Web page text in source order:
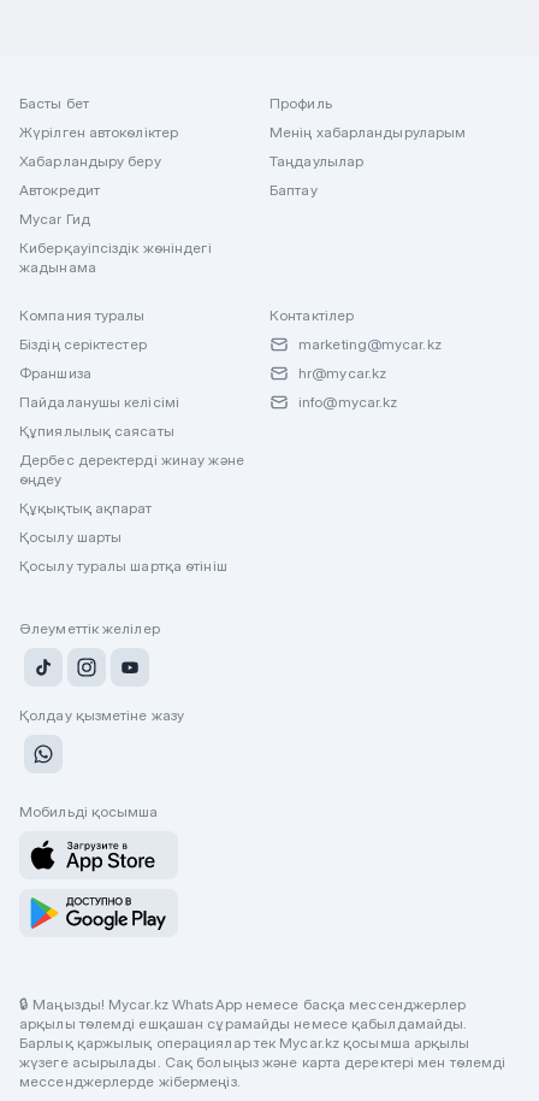
Басты бет
Жүрілген автокөліктер
Хабарландыру беру
Автокредит
Mycar Гид
Киберқауіпсіздік жөніндегі
жадынама
Профиль
Менің хабарландыруларым
Таңдаулылар
Баптау
Компания туралы
Біздің серіктестер
Франшиза
Пайдаланушы келісімі
Құпиялылық саясаты
Дербес деректерді жинау және
өңдеу
Құқықтық ақпарат
Қосылу шарты
Қосылу туралы шартқа өтініш
Контактілер
marketing@mycar.kz
hr@mycar.kz
info@mycar.kz
Әлеуметтік желілер
Қолдау қызметіне жазу
Мобильді қосымша
🔒 Маңызды! Mycar.kz WhatsApp немесе басқа мессенджерлер
арқылы төлемді ешқашан сұрамайды немесе қабылдамайды.
Барлық қаржылық операциялар тек Mycar.kz қосымша арқылы
жүзеге асырылады. Сақ болыңыз және карта деректері мен төлемді
мессенджерлерде жібермеңіз.